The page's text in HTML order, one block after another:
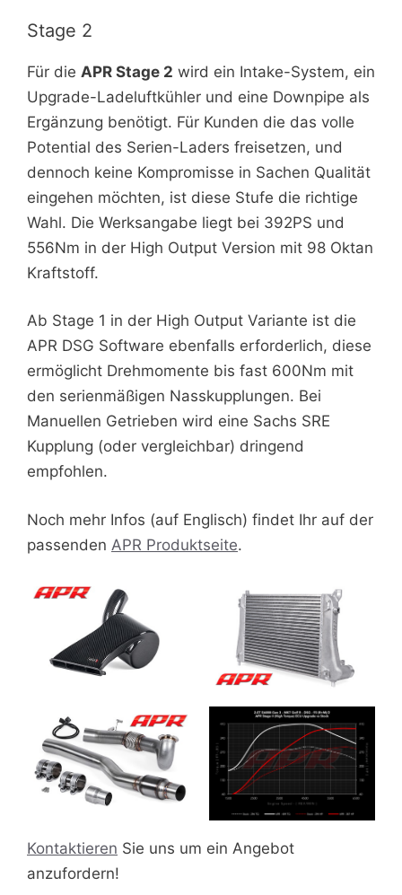
Stage 2
Für die APR Stage 2 wird ein Intake-System, ein
Upgrade-Ladeluftkühler und eine Downpipe als
Ergänzung benötigt. Für Kunden die das volle
Potential des Serien-Laders freisetzen, und
dennoch keine Kompromisse in Sachen Qualität
eingehen möchten, ist diese Stufe die richtige
Wahl. Die Werksangabe liegt bei 392PS und
556Nm in der High Output Version mit 98 Oktan
Kraftstoff.
Ab Stage 1 in der High Output Variante ist die
APR DSG Software ebenfalls erforderlich, diese
ermöglicht Drehmomente bis fast 600Nm mit
den serienmäßigen Nasskupplungen. Bei
Manuellen Getrieben wird eine Sachs SRE
Kupplung (oder vergleichbar) dringend
empfohlen.
Noch mehr Infos (auf Englisch) findet Ihr auf der
passenden APR Produktseite.
Kontaktieren Sie uns um ein Angebot
anzufordern!